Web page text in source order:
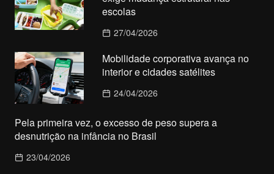
escolas
27/04/2026
Mobilidade corporativa avança no
interior e cidades satélites
24/04/2026
Pela primeira vez, o excesso de peso supera a
desnutrição na infância no Brasil
23/04/2026